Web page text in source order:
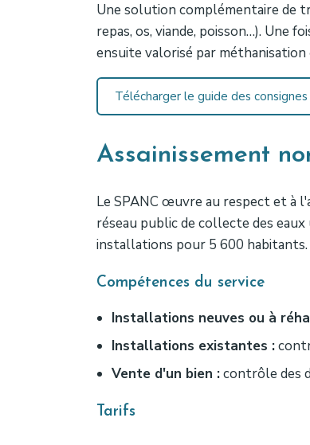
Une solution complémentaire de
repas, os, viande, poisson…). Une
ensuite valorisé par
Télécharger le guide des
Assainissement
Le SPANC œuvre au respect et à
réseau public de collecte des
installations pour 5 600 habitants.
Compétences du service
Installations neuves ou à
Installations existantes :
Vente d'un bien :contrôle des
Tarifs